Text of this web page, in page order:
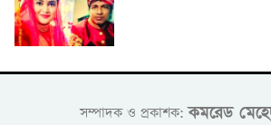
সম্পাদক ও প্রকাশক:কমরেড